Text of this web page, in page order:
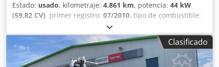
Estado: usado, kilometraje: 4.861 km, potencia: 44 kW
(59,82 CV), primer registro: 07/2010, tipo de combustible:
, tipo de engranaje:
amortiguación:otro, número de asientos:1, horas de
funcionamiento:4.861 h, Equipamiento:
tracción a las
cuatro ruedas, Diésel, tracción total, 44 kW. Año de
Clasificado